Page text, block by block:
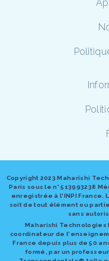
Copyright 2023 Maharishi
Paris sous le n° 513993238
enregistrée à l'INPI France.
soit de tout élément ou
sans
Maharishi
coordinateur de
France depuis plus de 50
formé, par un